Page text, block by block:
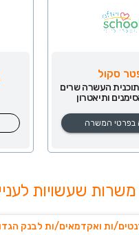
סקול
העשרה שרים
ותיאטרון
בפרטי המשרה
ות ואקדמאים/ות לבנק